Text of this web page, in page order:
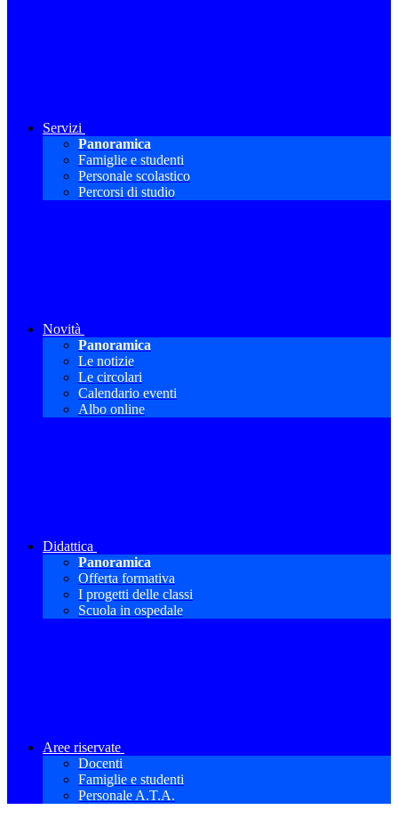
Servizi
Panoramica
Famiglie e studenti
Personale scolastico
Percorsi di studio
Novità
Panoramica
Le notizie
Le circolari
Calendario eventi
Albo online
Didattica
Panoramica
Offerta formativa
I progetti delle classi
Scuola in ospedale
Aree riservate
Docenti
Famiglie e studenti
Personale A.T.A.